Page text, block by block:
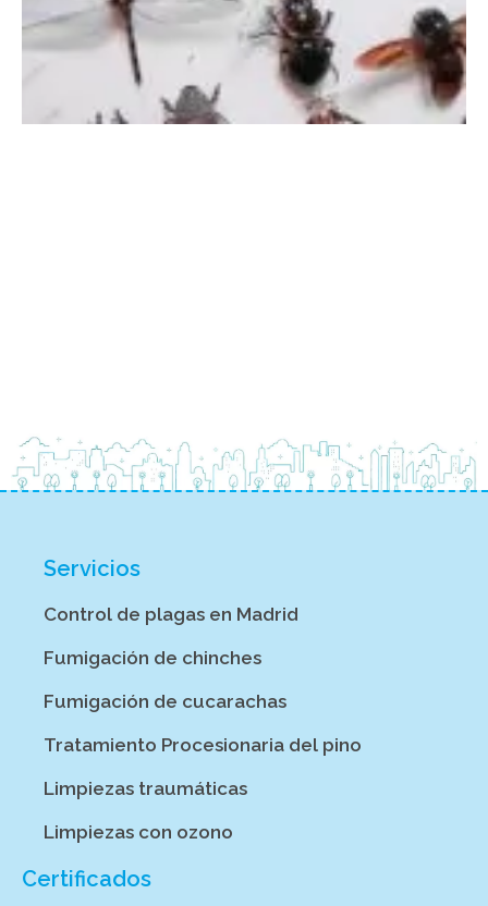
Servicios
Control de plagas en Madrid
Fumigación de chinches
Fumigación de cucarachas
Tratamiento Procesionaria del pino
Limpiezas traumáticas
Limpiezas con ozono
Certificados